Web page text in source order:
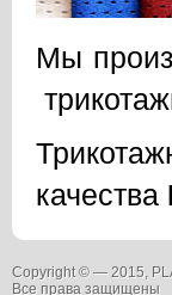
Мы
качества
Copyright © — 2015,
Все права защищены